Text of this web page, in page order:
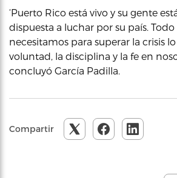
‘Puerto Rico está vivo y su gente
dispuesta a luchar por su país.
necesitamos para superar la crisis
voluntad, la disciplina y la fe en
concluyó García Padilla.
Compartir